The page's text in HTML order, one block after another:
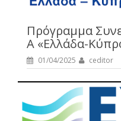
Πρόγραμμα
A «Ελλάδα-
01/04/2025 ceditor